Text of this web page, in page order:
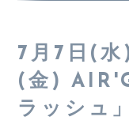
7月7日(水
(金)
ラッシュ」